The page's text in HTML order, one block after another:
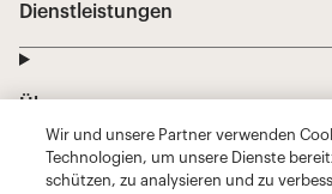
Wir und unsere Partner verwenden
Technologien, um unsere Dienste
schützen, zu analysieren und zu